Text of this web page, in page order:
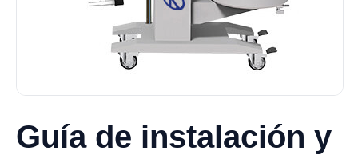
Guía de instalación y